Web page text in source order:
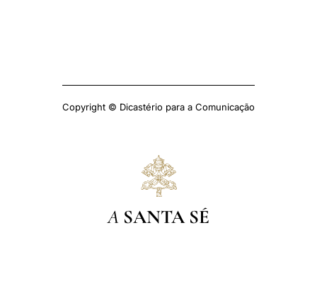
Copyright © Dicastério para a Comunicação
A SANTA SÉ